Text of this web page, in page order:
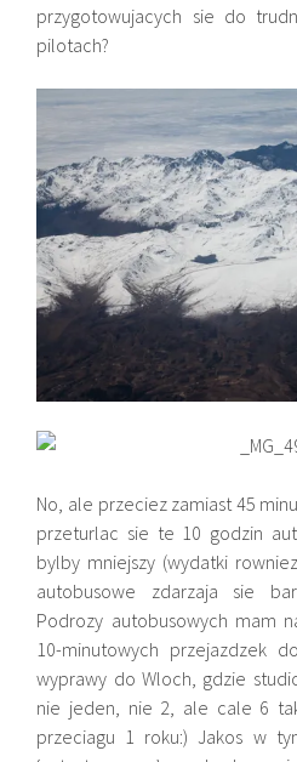
przygotowujacych sie do
pilotach?
No, ale przeciez zamiast 45
przeturlac sie te 10 godzin
bylby mniejszy (wydatki
autobusowe zdarzaja sie
Podrozy autobusowych mam
10-minutowych przejazdzek
wyprawy do Wloch, gdzie
nie jeden, nie 2, ale cale 6
przeciagu 1 roku:) Jakos w